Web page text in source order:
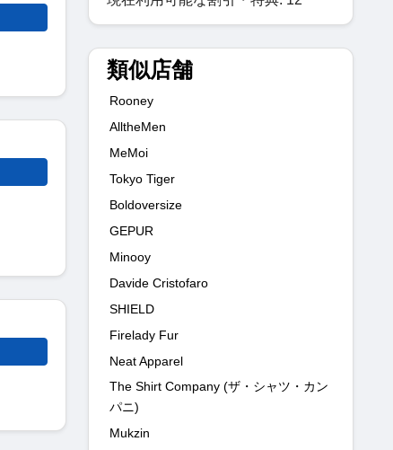
類似店舗
Rooney
AlltheMen
MeMoi
Tokyo Tiger
Boldoversize
GEPUR
Minooy
Davide Cristofaro
SHIELD
Firelady Fur
Neat Apparel
The Shirt Company (ザ・シャツ・カン
パニ)
Mukzin